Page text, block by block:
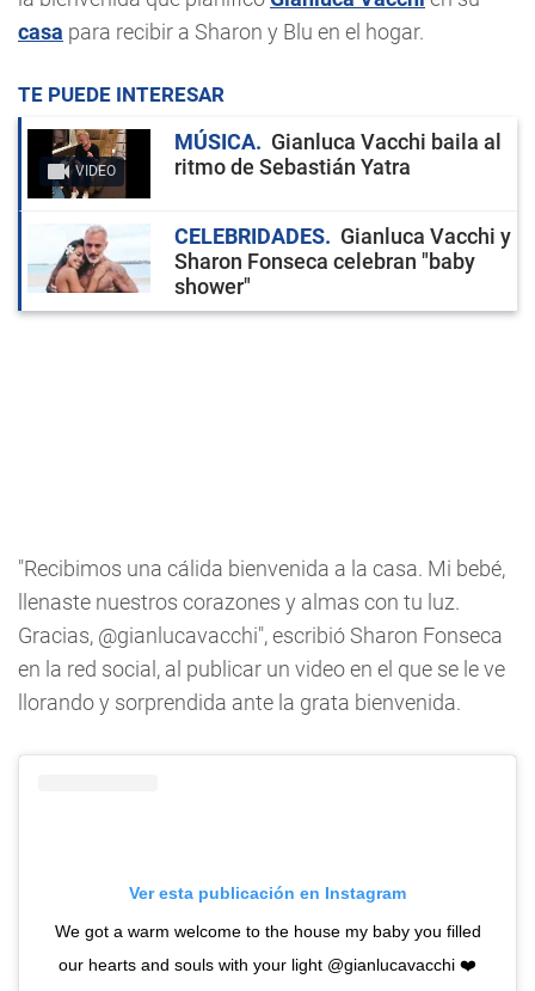
casa para recibir a Sharon y Blu en el hogar.
TE PUEDE INTERESAR
VIDEO
MÚSICA
Gianluca Vacchi baila al
ritmo de Sebastián Yatra
CELEBRIDADES
Gianluca Vacchi y
Sharon Fonseca celebran "baby
shower"
"Recibimos una cálida bienvenida a la casa. Mi bebé,
llenaste nuestros corazones y almas con tu luz.
Gracias, @gianlucavacchi", escribió Sharon Fonseca
en la red social, al publicar un video en el que se le ve
llorando y sorprendida ante la grata bienvenida.
Ver esta publicación en Instagram
We got a warm welcome to the house my baby you filled
our hearts and souls with your light @gianlucavacchi ❤️